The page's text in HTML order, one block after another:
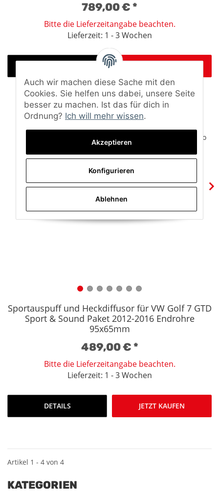
789,00 €*
Bitte die Lieferzeitangabe beachten.
Lieferzeit: 1 - 3 Wochen
Sportauspuff und Heckdiffusor für VW Golf 7 GTD
Sport & Sound Paket 2012-2016 Endrohre
95x65mm
489,00 €*
Bitte die Lieferzeitangabe beachten.
Lieferzeit: 1 - 3 Wochen
DETAILS JETZT KAUFEN
Artikel 1 - 4 von 4
KATEGORIEN
Auch wir machen diese Sache mit den
Cookies. Sie helfen uns dabei, unsere Seite
besser zu machen. Ist das für dich in
Ordnung? Ich will mehr wissen.
Akzeptieren
Konfigurieren
Ablehnen